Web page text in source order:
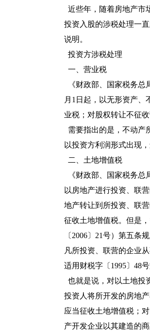
近些年，随着房地产市
投资入股的涉税处理一
说明。
投资方涉税处理
一、营业税
《财政部、国家税务总
月1日起，以无形资产
业税；对股权转让不征收
需要指出的是，不动产
以投资方利润形式出现
二、土地增值税
《财政部、国家税务总
以房地产进行投资、联
地产转让到所投资、联
征收土地增值税。但是
〔2006〕21号）第五条
凡所投资、联营的企业
适用 财税字〔1995〕48号
也就是说，对以土地投
投资人将所开发的房地
应当征收土地增值税；
产开发企业以其建造的